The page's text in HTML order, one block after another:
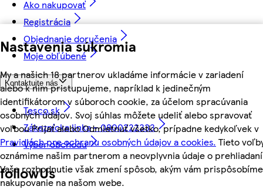
Nastavenia súkromia
My a našich 18 partnerov ukladáme informácie v zariadení
alebo k nim pristupujeme, napríklad k jedinečným
identifikátorom v súboroch cookie, za účelom spracúvania
osobných údajov. Svoj súhlas môžete udeliť alebo spravovať
voľbou Prijať alebo Odmietnuť všetko, prípadne kedykoľvek v
Pravidlách pre ochranu osobných údajov a cookies. Tieto
oznámime našim partnerom a neovplyvnia údaje o
Vaše rozhodnutie však zmení spôsob, akým vám prispôsobíme
nakupovanie na našom webe.
Ako nakupovať
Registrácia
Objednanie doručenia
Moje obľúbené
Kontaktujte nás
Tesco.sk
Zákaznícka linka - 0800222333
Výber obchodu
followUs